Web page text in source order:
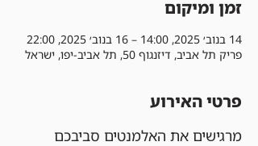
זמן ומיקום
14 בנוב׳ 2025, 14:00 – 16 בנוב׳ 2025, 22:00
פריק תל אביב, דיזנגוף 50, תל אביב-יפו, ישראל
פרטי האירוע
מרגישים את האלמנטים סביבכם